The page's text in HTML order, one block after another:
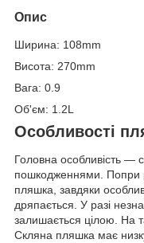
Опис
Ширина: 108mm
Висота: 270mm
Вага: 0.9
Об'єм: 1.2L
Особливості
Головна особливість —
пошкодженнями. Попри
пляшка, завдяки
дряпається. У разі
залишається цілою. На
Скляна пляшка має